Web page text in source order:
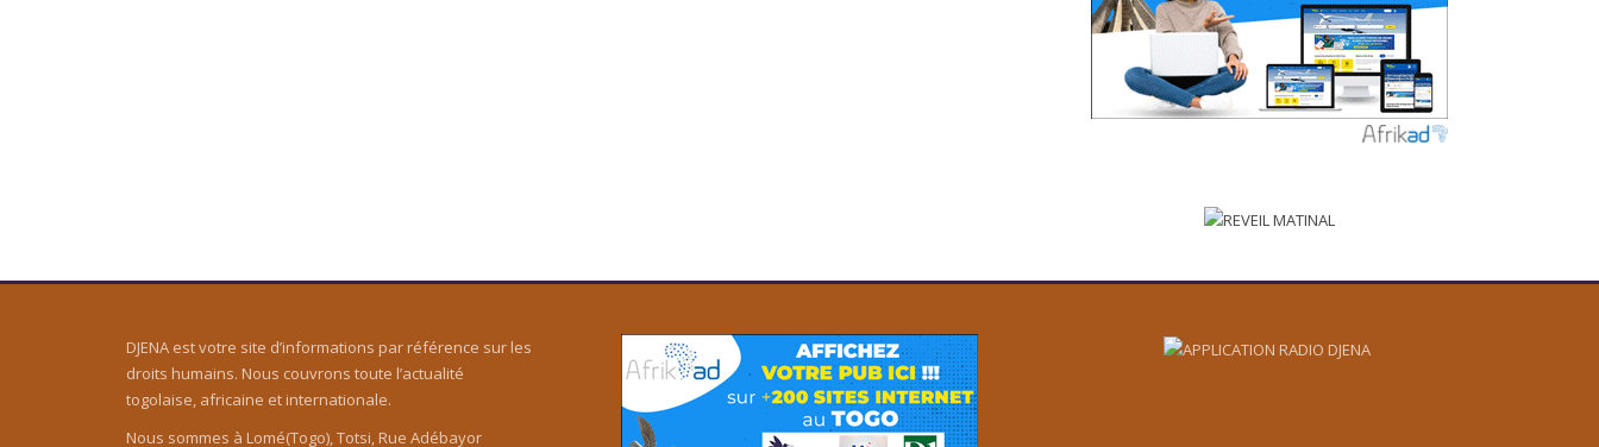
DJENA est votre site d’informations par référence sur les
droits humains. Nous couvrons toute l’actualité
togolaise, africaine et internationale.
Nous sommes à Lomé(Togo), Totsi, Rue Adébayor